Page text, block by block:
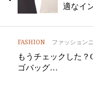
適なイ
FASHION ファッション
もうチェックした
ゴバッグ…